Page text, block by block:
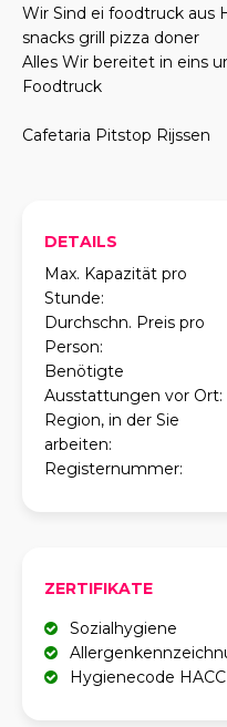
Wir Sind ei foodtruck aus
snacks grill pizza doner
Alles Wir bereitet in eins
Foodtruck
Cafetaria Pitstop Rijssen
DETAILS
Max. Kapazität pro
Stunde:
Durchschn. Preis pro
Person:
Benötigte
Ausstattungen vor Ort:
Region, in der Sie
arbeiten:
Registernummer:
ZERTIFIKATE
Sozialhygiene
Hygienecode